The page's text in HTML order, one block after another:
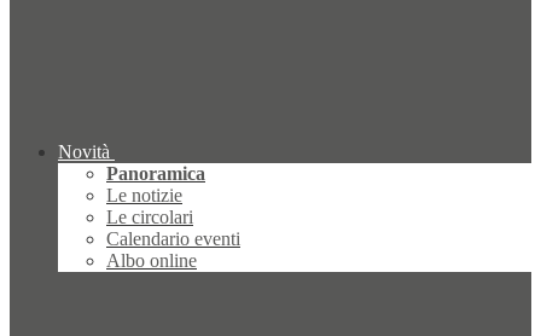
Novità
Panoramica
Le notizie
Le circolari
Calendario eventi
Albo online